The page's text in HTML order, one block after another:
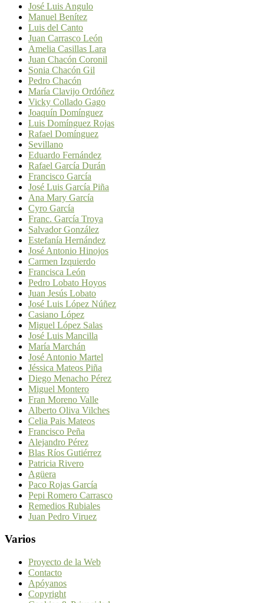
José Luis Angulo
Manuel Benítez
Luis del Canto
Juan Carrasco León
Amelia Casillas Lara
Juan Chacón Coronil
Sonia Chacón Gil
Pedro Chacón
María Clavijo Ordóñez
Vicky Collado Gago
Joaquín Domínguez
Luis Domínguez Rojas
Rafael Domínguez
Sevillano
Eduardo Fernández
Rafael García Durán
Francisco García
José Luis García Piña
Ana Mary García
Cyro García
Franc. García Troya
Salvador González
Estefanía Hernández
José Antonio Hinojos
Carmen Izquierdo
Francisca León
Pedro Lobato Hoyos
Juan Jesús Lobato
José Luis López Núñez
Casiano López
Miguel López Salas
José Luis Mancilla
María Marchán
José Antonio Martel
Jéssica Mateos Piña
Diego Menacho Pérez
Miguel Montero
Fran Moreno Valle
Alberto Oliva Vilches
Celia Pais Mateos
Francisco Peña
Alejandro Pérez
Blas Ríos Gutiérrez
Patricia Rivero
Agüera
Paco Rojas García
Pepi Romero Carrasco
Remedios Rubiales
Juan Pedro Viruez
Varios
Proyecto de la Web
Contacto
Apóyanos
Copyright